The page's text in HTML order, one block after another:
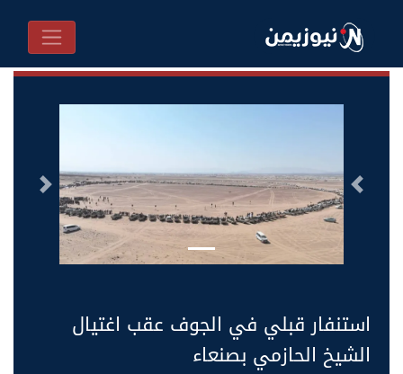
السابق التالى
استنفار قبلي في الجوف عقب اغتيال
الشيخ الحازمي بصنعاء